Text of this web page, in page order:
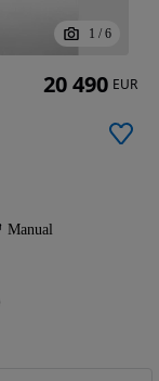
1 / 6
Manual
20 490 EUR